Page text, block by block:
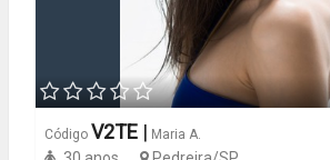
Código V2TE | Maria A.